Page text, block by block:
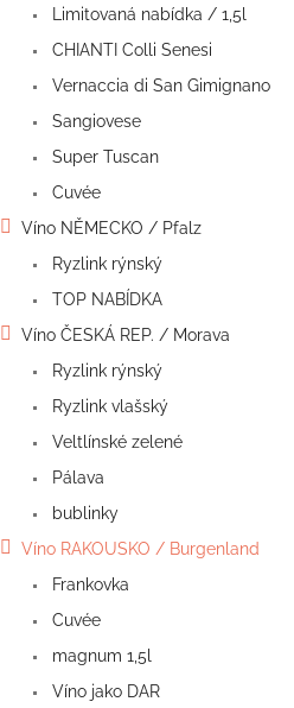
Limitovaná nabídka / 1,5l
CHIANTI Colli Senesi
Vernaccia di San Gimignano
Sangiovese
Super Tuscan
Cuvée
Víno NĚMECKO / Pfalz
Ryzlink rýnský
TOP NABÍDKA
Víno ČESKÁ REP. / Morava
Ryzlink rýnský
Ryzlink vlašský
Veltlínské zelené
Pálava
bublinky
Víno RAKOUSKO / Burgenland
Frankovka
Cuvée
magnum 1,5l
Víno jako DAR